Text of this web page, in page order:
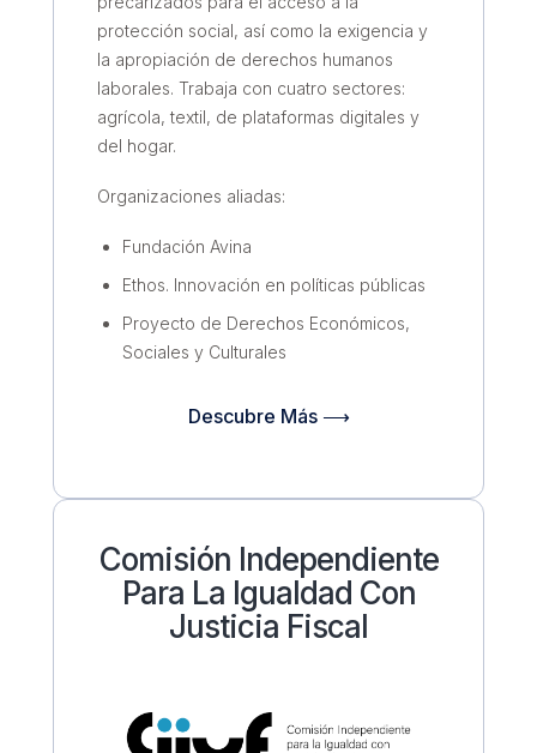
protección social, así como la exigencia y
la apropiación de derechos humanos
laborales. Trabaja con cuatro sectores:
agrícola, textil, de plataformas digitales y
del hogar.
Organizaciones aliadas:
Fundación Avina
Ethos. Innovación en políticas públicas
Proyecto de Derechos Económicos,
Sociales y Culturales
Descubre Más ⟶
Comisión Independiente
Para La Igualdad Con
Justicia Fiscal